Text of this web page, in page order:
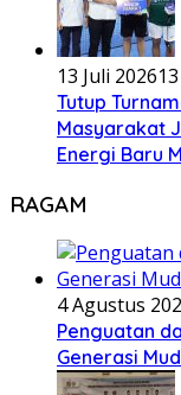
13 Juli 2026
Tutup
Masyarakat
Energi Baru
RAGAM
4 Agustus
Penguatan
Generasi